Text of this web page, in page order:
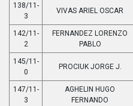
138/11-
3
VIVAS ARIEL OSCAR
142/11-
2
FERNANDEZ LORENZO
PABLO
145/11-
0
PROCIUK JORGE J.
147/11-
3
AGHELIN HUGO
FERNANDO